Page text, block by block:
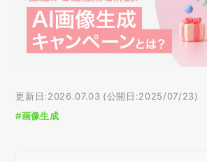
更新日:2026.07.03 (公開日:2025/07/23)
#画像生成